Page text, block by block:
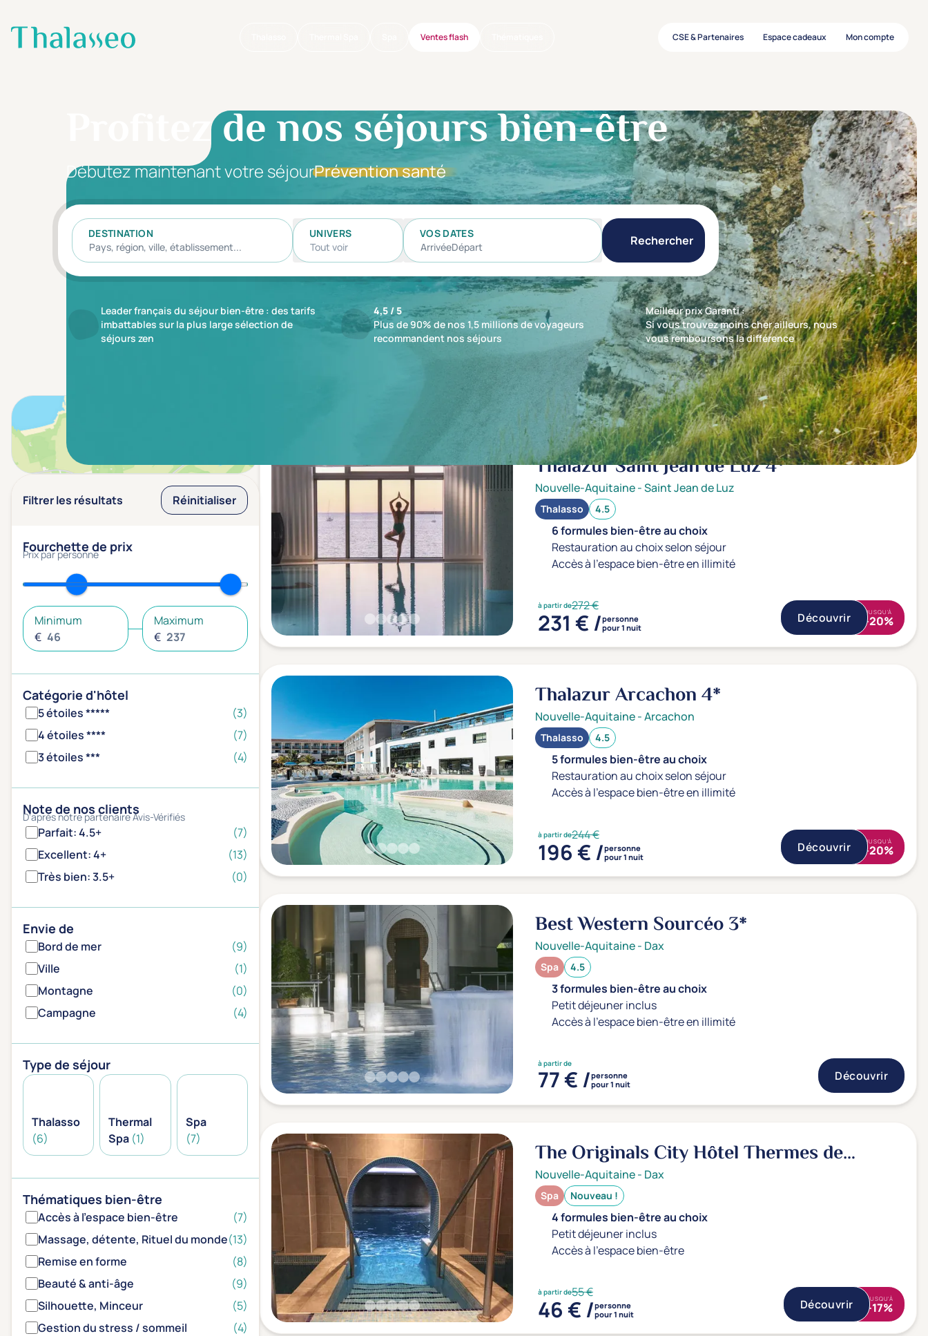
Aller au contenu principal Ventes flash CSE & Partenaires Espace cadeaux Mon compte
Profitez de nos séjours bien-être
Débutez maintenant votre séjourPrévention santé
DESTINATION
UNIVERS
Tout voir
VOS DATES
ArrivéeDépart Rechercher
Leader français du séjour bien-être : des tarifs
imbattables sur la plus large sélection de
séjours zen
4,5 / 5
Plus de 90% de nos 1,5 millions de voyageurs
recommandent nos séjours
Meilleur prix Garanti :
Si vous trouvez moins cher ailleurs, nous
vous remboursons la différence
Filtrer les résultats Réinitialiser
Fourchette de prix
Prix par personne
Minimum
€
Maximum
€
Catégorie d'hôtel
5 étoiles *****
(3)
4 étoiles ****
(7)
3 étoiles ***
(4)
Note de nos clients
D'après notre partenaire Avis-Vérifiés
Parfait: 4.5+
(7)
Excellent: 4+
(13)
Très bien: 3.5+
(0)
Envie de
Bord de mer
(9)
Ville
(1)
Montagne
(0)
Campagne
(4)
Type de séjour
Thalasso
(6)
Thermal
Spa (1)
Spa
(7)
Thématiques bien-être
Accès à l'espace bien-être
(7)
Massage, détente, Rituel du monde(13)
Remise en forme
(8)
Beauté & anti-âge
(9)
Silhouette, Minceur
(5)
Gestion du stress / sommeil
(4)
jusqu'à -20% Trier par Nos recommandations en premier
Thalazur Saint Jean de Luz4*
Nouvelle-Aquitaine-Saint Jean de Luz
Thalasso 4.5
6 formules bien-être au choix
Restauration au choix selon séjour
Accès à l'espace bien-être en illimité
à partir de272 €
231 € /personne
pour 1 nuit
Découvrir JUSQU'À
-20%
Thalazur Arcachon4*
Nouvelle-Aquitaine-Arcachon
Thalasso 4.5
5 formules bien-être au choix
Restauration au choix selon séjour
Accès à l'espace bien-être en illimité
à partir de244 €
196 € /personne
pour 1 nuit
Découvrir JUSQU'À
-20%
Best Western Sourcéo3*
Nouvelle-Aquitaine- Dax
Spa 4.5
3 formules bien-être au choix
Petit déjeuner inclus
Accès à l'espace bien-être en illimité
à partir de
77 € /personne
pour 1 nuit
Découvrir
The Originals City Hôtel Thermes de
l'Avenue3*
Nouvelle-Aquitaine- Dax
Spa Nouveau !
4 formules bien-être au choix
Petit déjeuner inclus
Accès à l'espace bien-être
à partir de55 €
46 € /personne
pour 1 nuit
Découvrir JUSQU'À
-17%